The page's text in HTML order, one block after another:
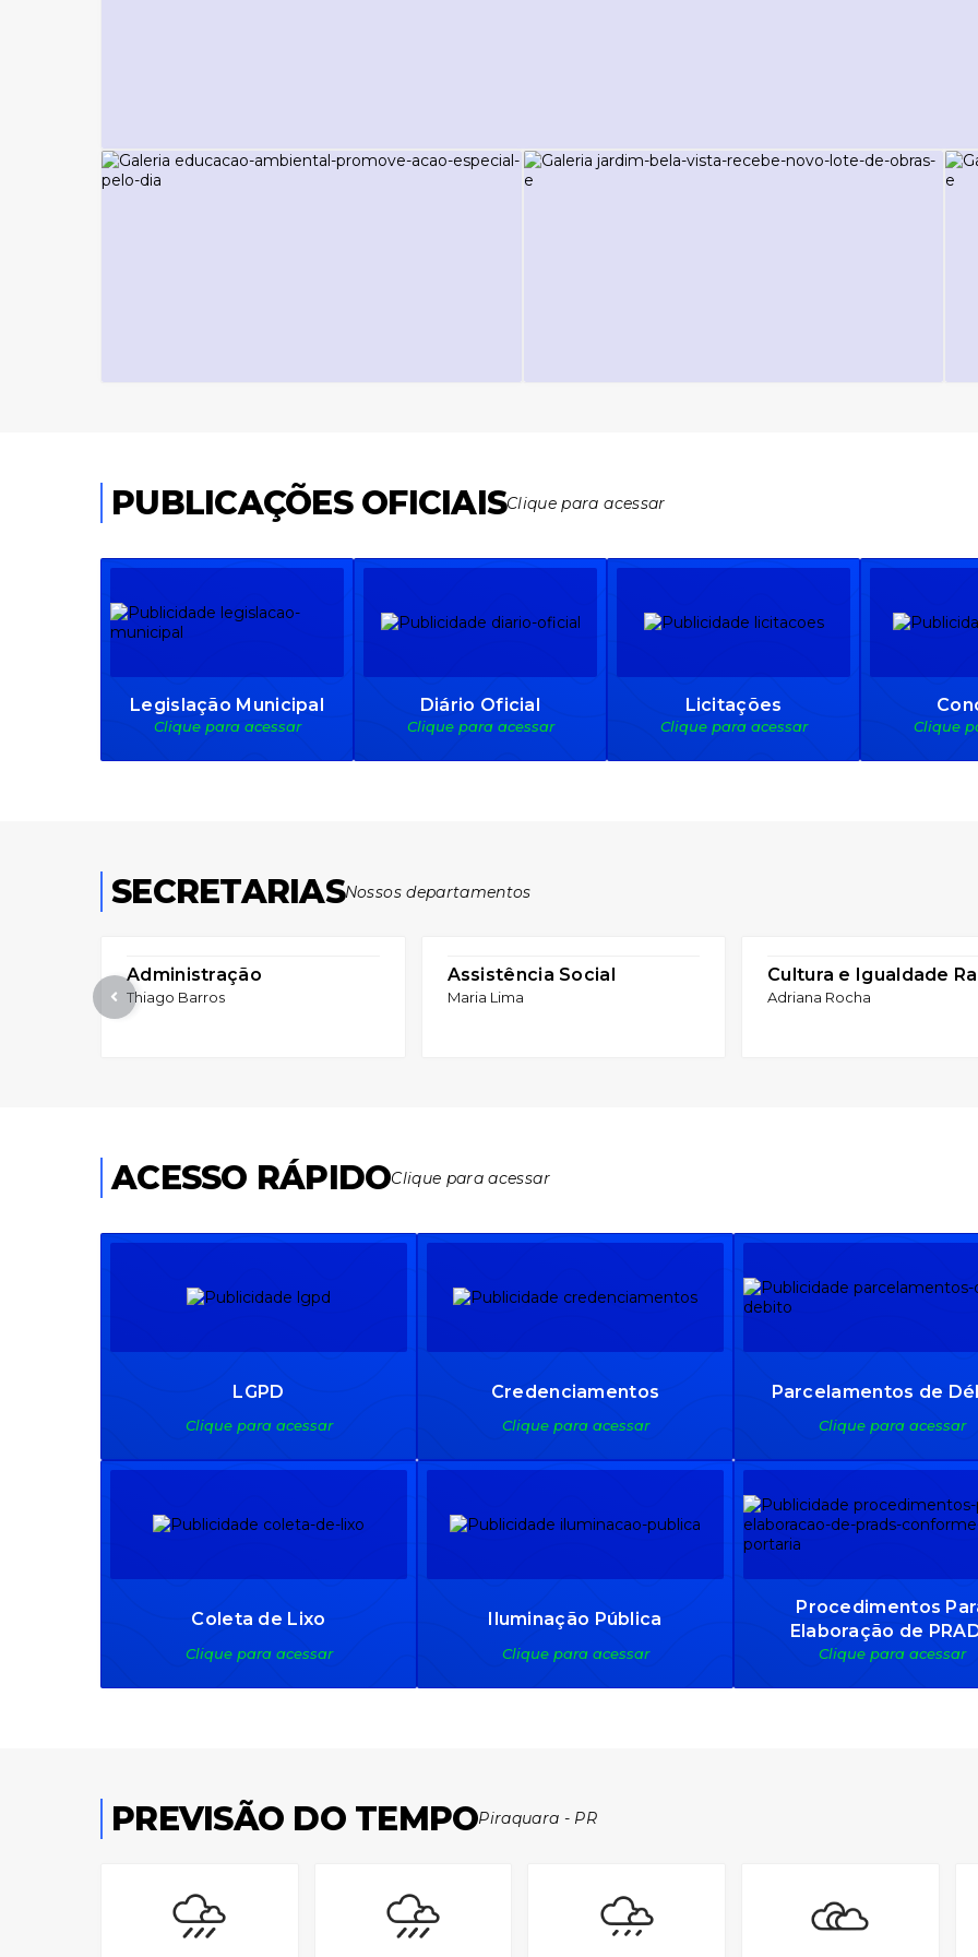
especial pelo Dia Mundial da Água
em Piraquara
427visualizações
asfaltadas
603visualizações
PUBLICAÇÕES OFICIAISClique para acessar
Legislação Municipal
Clique para acessar
Diário Oficial
Clique para acessar
Licitações
Clique para acessar Clique
SECRETARIASNossos departamentos
Administração
Thiago Barros
Assistência Social
Maria Lima
Cultura e Igualdade
Adriana Rocha
ACESSO RÁPIDOClique para acessar
LGPD
Clique para acessar
Credenciamentos
Clique para acessar
Parcelamentos de
Clique para acessar
Coleta de Lixo
Clique para acessar
Iluminação Pública
Clique para acessar
Procedimentos
Elaboração de
Conforme Nova
Clique para acessar
PREVISÃO DO TEMPOPiraquara - PR